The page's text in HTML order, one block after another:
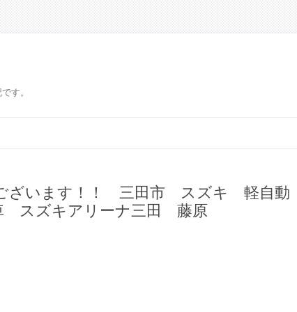
す。
ざいます！！ 三田市 スズキ 軽自動
ズキアリーナ三田 藤原